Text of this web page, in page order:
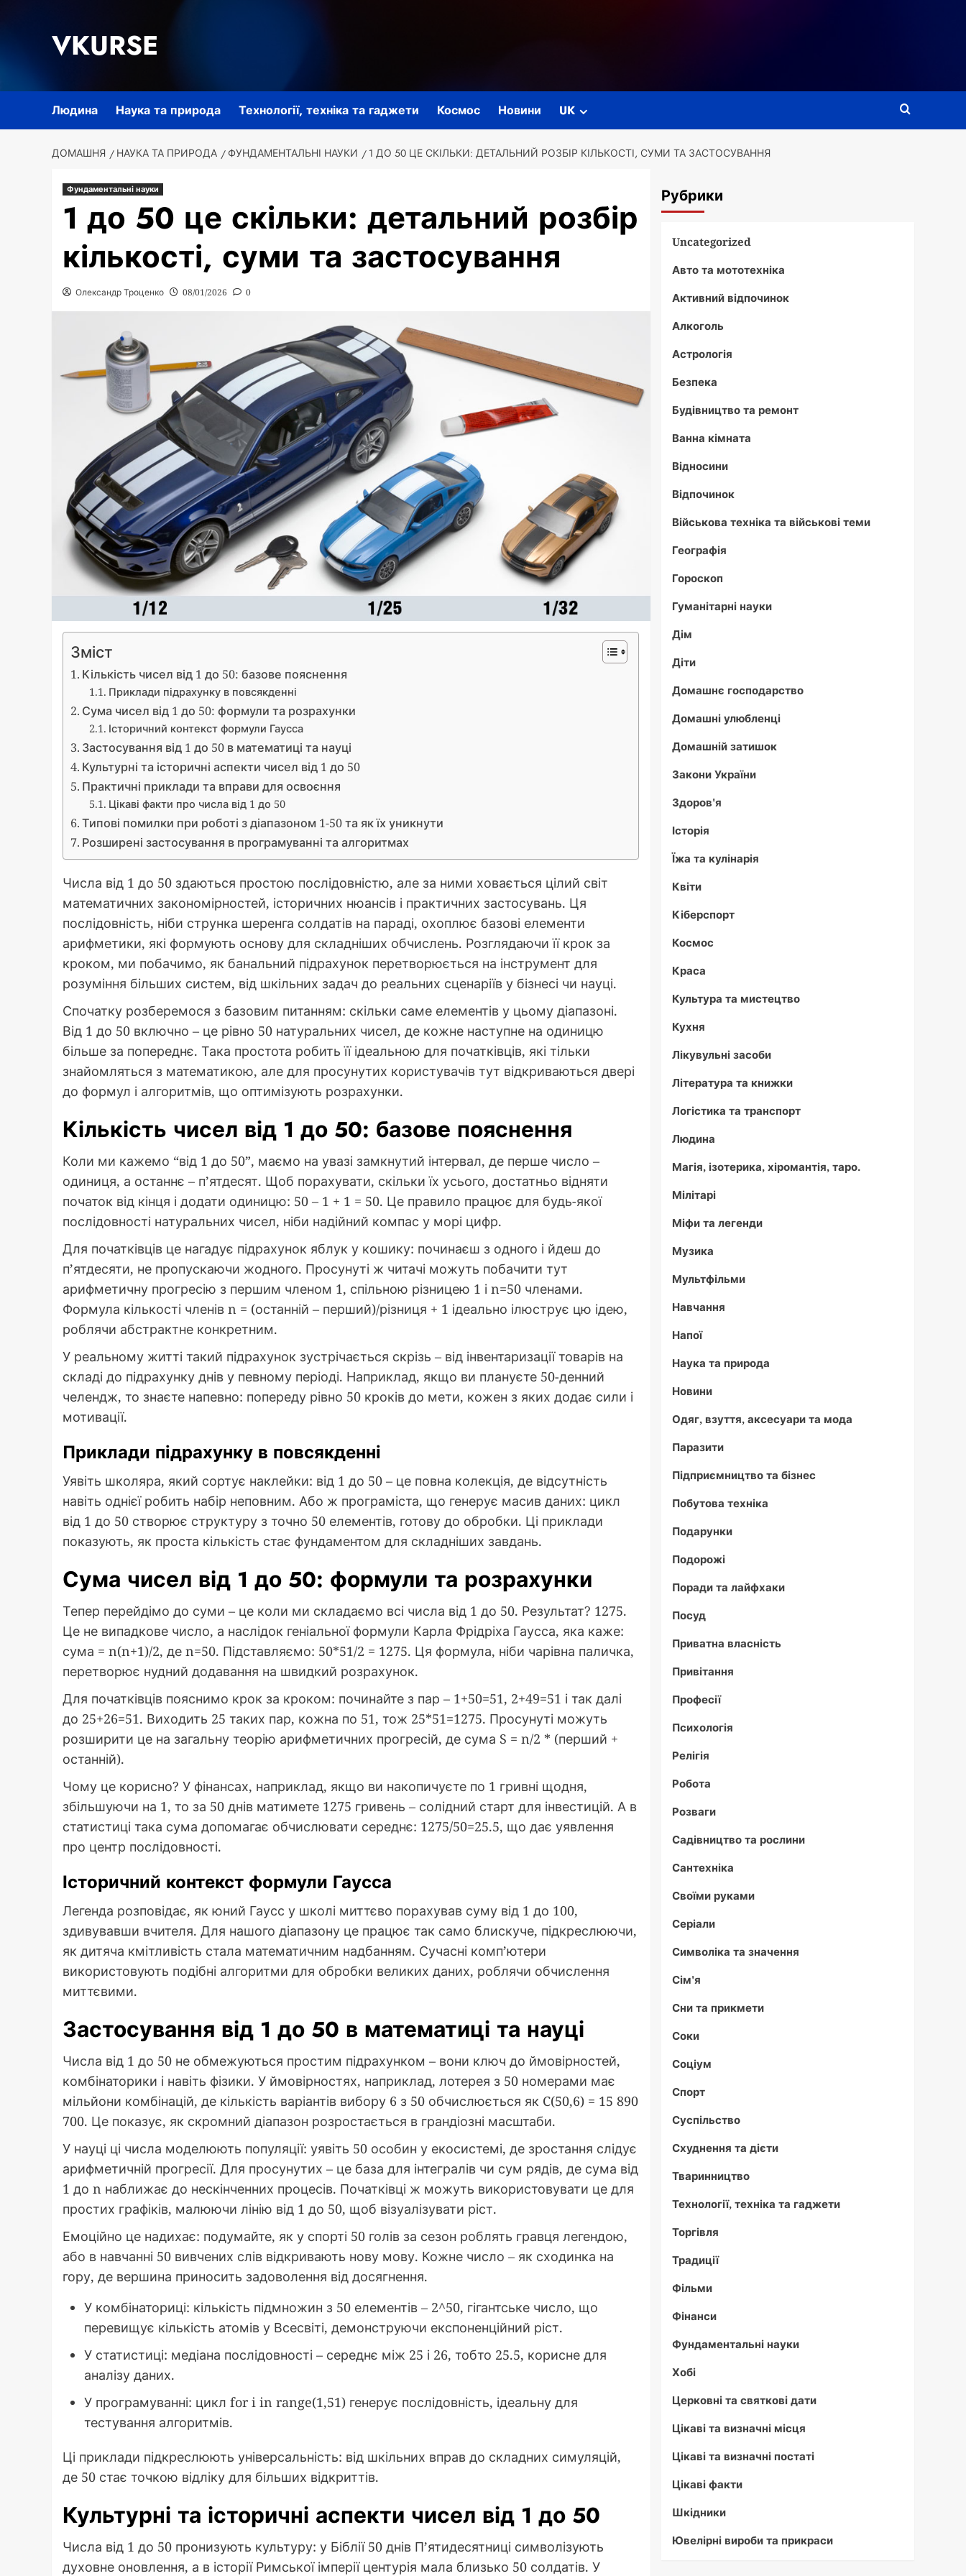
VKURSE
Людина Наука та природа Технології, техніка та гаджети Космос Новини UK
ДОМАШНЯ НАУКА ТА ПРИРОДА ФУНДАМЕНТАЛЬНІ НАУКИ 1 ДО 50 ЦЕ СКІЛЬКИ: ДЕТАЛЬНИЙ РОЗБІР КІЛЬКОСТІ, СУМИ ТА ЗАСТОСУВАННЯ
Фундаментальні науки
1 до 50 це скільки: детальний розбір
кількості, суми та застосування
Олександр Троценко 08/01/2026 0
Зміст
Кількість чисел від 1 до 50: базове пояснення
Приклади підрахунку в повсякденні
Сума чисел від 1 до 50: формули та розрахунки
Історичний контекст формули Гаусса
Застосування від 1 до 50 в математиці та науці
Культурні та історичні аспекти чисел від 1 до 50
Практичні приклади та вправи для освоєння
Цікаві факти про числа від 1 до 50
Типові помилки при роботі з діапазоном 1-50 та як їх уникнути
Розширені застосування в програмуванні та алгоритмах
Числа від 1 до 50 здаються простою послідовністю, але за ними ховається цілий світ
математичних закономірностей, історичних нюансів і практичних застосувань. Ця
послідовність, ніби струнка шеренга солдатів на параді, охоплює базові елементи
арифметики, які формують основу для складніших обчислень. Розглядаючи її крок за
кроком, ми побачимо, як банальний підрахунок перетворюється на інструмент для
розуміння більших систем, від шкільних задач до реальних сценаріїв у бізнесі чи науці.
Спочатку розберемося з базовим питанням: скільки саме елементів у цьому діапазоні.
Від 1 до 50 включно – це рівно 50 натуральних чисел, де кожне наступне на одиницю
більше за попереднє. Така простота робить її ідеальною для початківців, які тільки
знайомляться з математикою, але для просунутих користувачів тут відкриваються двері
до формул і алгоритмів, що оптимізують розрахунки.
Кількість чисел від 1 до 50: базове пояснення
Коли ми кажемо “від 1 до 50”, маємо на увазі замкнутий інтервал, де перше число –
одиниця, а останнє – п’ятдесят. Щоб порахувати, скільки їх усього, достатньо відняти
початок від кінця і додати одиницю: 50 – 1 + 1 = 50. Це правило працює для будь-якої
послідовності натуральних чисел, ніби надійний компас у морі цифр.
Для початківців це нагадує підрахунок яблук у кошику: починаєш з одного і йдеш до
п’ятдесяти, не пропускаючи жодного. Просунуті ж читачі можуть побачити тут
арифметичну прогресію з першим членом 1, спільною різницею 1 і n=50 членами.
Формула кількості членів n = (останній – перший)/різниця + 1 ідеально ілюструє цю ідею,
роблячи абстрактне конкретним.
У реальному житті такий підрахунок зустрічається скрізь – від інвентаризації товарів на
складі до підрахунку днів у певному періоді. Наприклад, якщо ви плануєте 50-денний
челендж, то знаєте напевно: попереду рівно 50 кроків до мети, кожен з яких додає сили і
мотивації.
Приклади підрахунку в повсякденні
Уявіть школяра, який сортує наклейки: від 1 до 50 – це повна колекція, де відсутність
навіть однієї робить набір неповним. Або ж програміста, що генерує масив даних: цикл
від 1 до 50 створює структуру з точно 50 елементів, готову до обробки. Ці приклади
показують, як проста кількість стає фундаментом для складніших завдань.
Сума чисел від 1 до 50: формули та розрахунки
Тепер перейдімо до суми – це коли ми складаємо всі числа від 1 до 50. Результат? 1275.
Це не випадкове число, а наслідок геніальної формули Карла Фрідріха Гаусса, яка каже:
сума = n(n+1)/2, де n=50. Підставляємо: 50*51/2 = 1275. Ця формула, ніби чарівна паличка,
перетворює нудний додавання на швидкий розрахунок.
Для початківців пояснимо крок за кроком: починайте з пар – 1+50=51, 2+49=51 і так далі
до 25+26=51. Виходить 25 таких пар, кожна по 51, тож 25*51=1275. Просунуті можуть
розширити це на загальну теорію арифметичних прогресій, де сума S = n/2 * (перший +
останній).
Чому це корисно? У фінансах, наприклад, якщо ви накопичуєте по 1 гривні щодня,
збільшуючи на 1, то за 50 днів матимете 1275 гривень – солідний старт для інвестицій. А в
статистиці така сума допомагає обчислювати середнє: 1275/50=25.5, що дає уявлення
про центр послідовності.
Історичний контекст формули Гаусса
Легенда розповідає, як юний Гаусс у школі миттєво порахував суму від 1 до 100,
здивувавши вчителя. Для нашого діапазону це працює так само блискуче, підкреслюючи,
як дитяча кмітливість стала математичним надбанням. Сучасні комп’ютери
використовують подібні алгоритми для обробки великих даних, роблячи обчислення
миттєвими.
Застосування від 1 до 50 в математиці та науці
Числа від 1 до 50 не обмежуються простим підрахунком – вони ключ до ймовірностей,
комбінаторики і навіть фізики. У ймовірностях, наприклад, лотерея з 50 номерами має
мільйони комбінацій, де кількість варіантів вибору 6 з 50 обчислюється як C(50,6) = 15 890
700. Це показує, як скромний діапазон розростається в грандіозні масштаби.
У науці ці числа моделюють популяції: уявіть 50 особин у екосистемі, де зростання слідує
арифметичній прогресії. Для просунутих – це база для інтегралів чи сум рядів, де сума від
1 до n наближає до нескінченних процесів. Початківці ж можуть використовувати це для
простих графіків, малюючи лінію від 1 до 50, щоб візуалізувати ріст.
Емоційно це надихає: подумайте, як у спорті 50 голів за сезон роблять гравця легендою,
або в навчанні 50 вивчених слів відкривають нову мову. Кожне число – як сходинка на
гору, де вершина приносить задоволення від досягнення.
У комбінаториці: кількість підмножин з 50 елементів – 2^50, гігантське число, що
перевищує кількість атомів у Всесвіті, демонструючи експоненційний ріст.
У статистиці: медіана послідовності – середнє між 25 і 26, тобто 25.5, корисне для
аналізу даних.
У програмуванні: цикл for i in range(1,51) генерує послідовність, ідеальну для
тестування алгоритмів.
Ці приклади підкреслюють універсальність: від шкільних вправ до складних симуляцій,
де 50 стає точкою відліку для більших відкриттів.
Культурні та історичні аспекти чисел від 1 до 50
Числа від 1 до 50 пронизують культуру: у Біблії 50 днів П’ятидесятниці символізують
духовне оновлення, а в історії Римської імперії центурія мала близько 50 солдатів. У
Рубрики
Uncategorized
Авто та мототехніка
Активний відпочинок
Алкоголь
Астрологія
Безпека
Будівництво та ремонт
Ванна кімната
Відносини
Відпочинок
Військова техніка та військові теми
Географія
Гороскоп
Гуманітарні науки
Дім
Діти
Домашнє господарство
Домашні улюбленці
Домашній затишок
Закони України
Здоров'я
Історія
Їжа та кулінарія
Квіти
Кіберспорт
Космос
Краса
Культура та мистецтво
Кухня
Лікувульні засоби
Література та книжки
Логістика та транспорт
Людина
Магія, ізотерика, хіромантія, таро.
Мілітарі
Міфи та легенди
Музика
Мультфільми
Навчання
Напої
Наука та природа
Новини
Одяг, взуття, аксесуари та мода
Паразити
Підприємництво та бізнес
Побутова техніка
Подарунки
Подорожі
Поради та лайфхаки
Посуд
Приватна власність
Привітання
Професії
Психологія
Релігія
Робота
Розваги
Садівництво та рослини
Сантехніка
Своїми руками
Серіали
Символіка та значення
Сім'я
Сни та прикмети
Соки
Соціум
Спорт
Суспільство
Схуднення та дієти
Тваринництво
Технології, техніка та гаджети
Торгівля
Традиції
Фільми
Фінанси
Фундаментальні науки
Хобі
Церковні та святкові дати
Цікаві та визначні місця
Цікаві та визначні постаті
Цікаві факти
Шкідники
Ювелірні вироби та прикраси